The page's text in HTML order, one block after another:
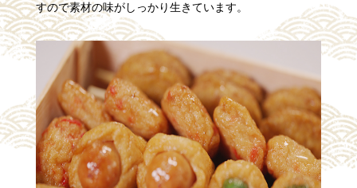
すので素材の味がしっかり生きています。